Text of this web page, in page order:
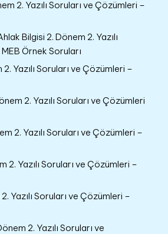
2. Yazılı Soruları ve Çözümleri –
Bilgisi 2. Dönem 2. Yazılı
Örnek Soruları
2. Yazılı Soruları ve Çözümleri –
2. Yazılı Soruları ve Çözümleri
2. Yazılı Soruları ve Çözümleri –
2. Yazılı Soruları ve Çözümleri –
2. Yazılı Soruları ve Çözümleri –
2. Yazılı Soruları ve